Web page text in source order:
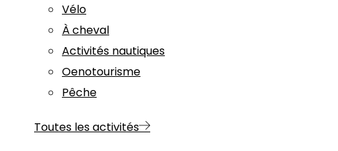
Vélo
À cheval
Activités nautiques
Oenotourisme
Pêche
Toutes les activités